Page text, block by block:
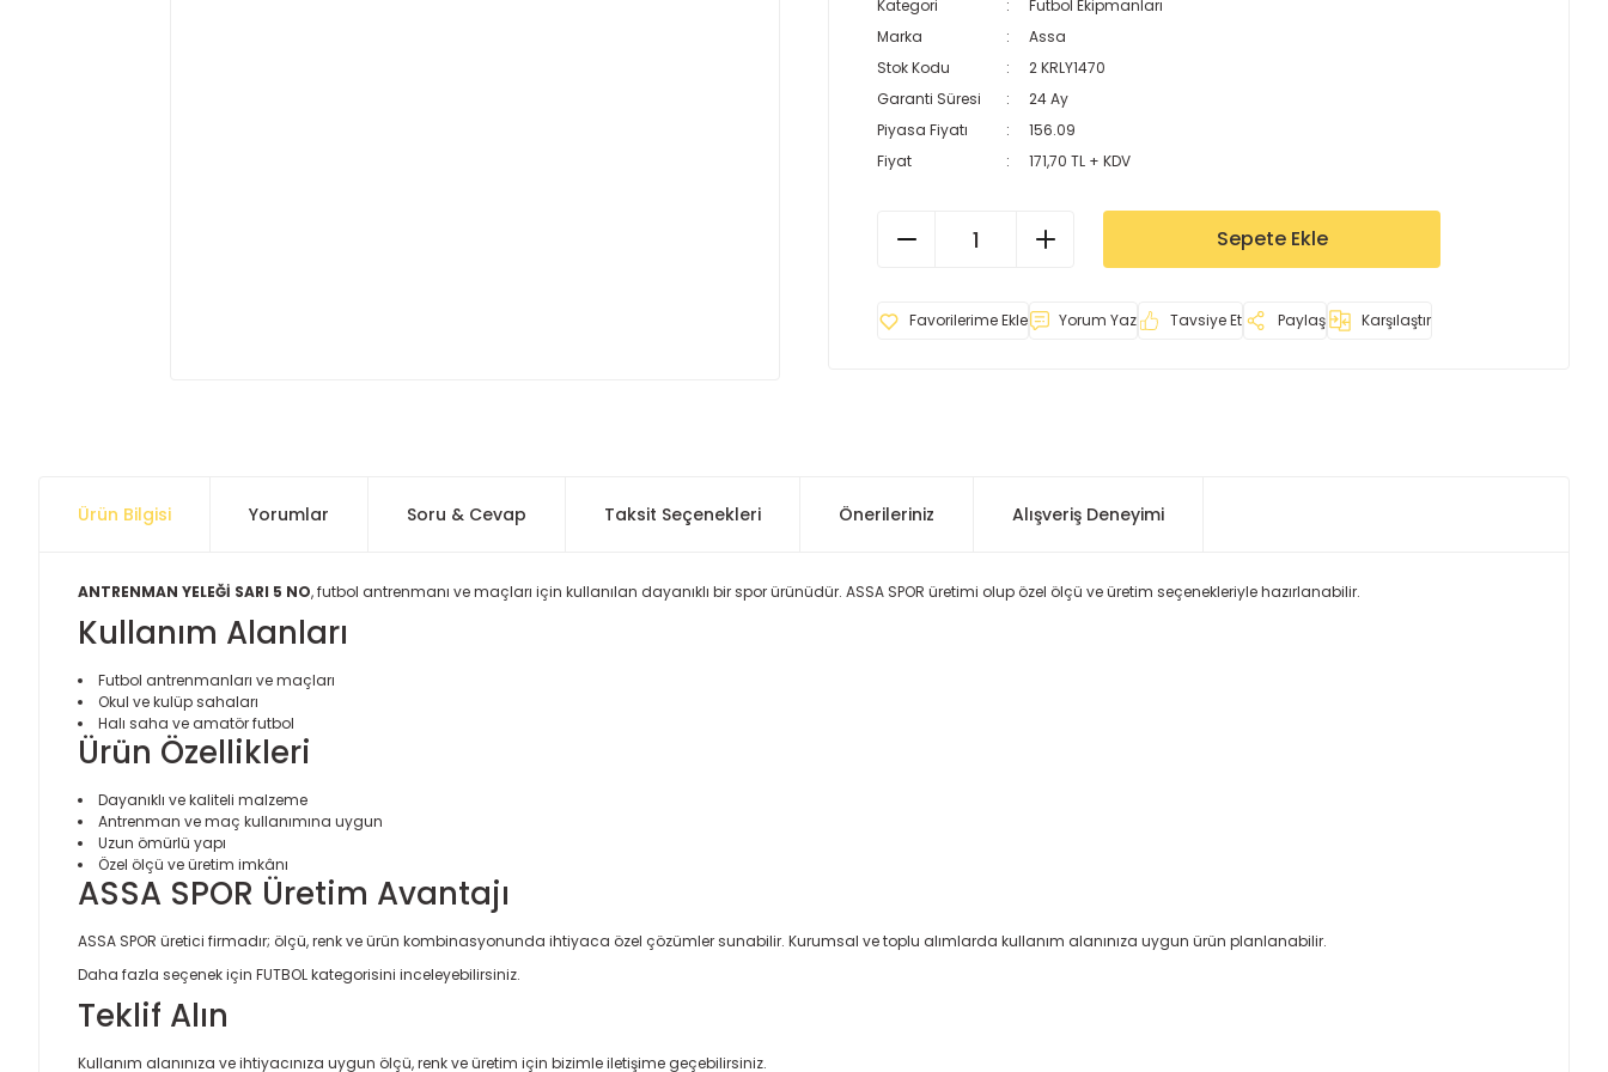
Kategori
Futbol Ekipmanları
Marka
Assa
Stok Kodu
2 KRLY1470
Garanti Süresi
24 Ay
Piyasa Fiyatı
156.09
Fiyat
171,70 TL + KDV
Sepete Ekle
Yorum Yaz Tavsiye Et Paylaş Karşılaştır
Ürün Bilgisi Yorumlar Soru & Cevap Taksit Seçenekleri Önerileriniz Alışveriş Deneyimi
ANTRENMAN YELEĞİ SARI 5 NO, futbol antrenmanı ve maçları için kullanılan dayanıklı bir spor ürünüdür. ASSA SPOR üretimi olup özel ölçü ve üretim seçenekleriyle hazırlanabilir.
Kullanım Alanları
Futbol antrenmanları ve maçları
Okul ve kulüp sahaları
Halı saha ve amatör futbol
Ürün Özellikleri
Dayanıklı ve kaliteli malzeme
Antrenman ve maç kullanımına uygun
Uzun ömürlü yapı
Özel ölçü ve üretim imkânı
ASSA SPOR Üretim Avantajı
ASSA SPOR üretici firmadır; ölçü, renk ve ürün kombinasyonunda ihtiyaca özel çözümler sunabilir. Kurumsal ve toplu alımlarda kullanım alanınıza uygun ürün planlanabilir.
Daha fazla seçenek için FUTBOLkategorisini inceleyebilirsiniz.
Teklif Alın
Kullanım alanınıza ve ihtiyacınıza uygun ölçü, renk ve üretim için bizimle iletişime geçebilirsiniz.